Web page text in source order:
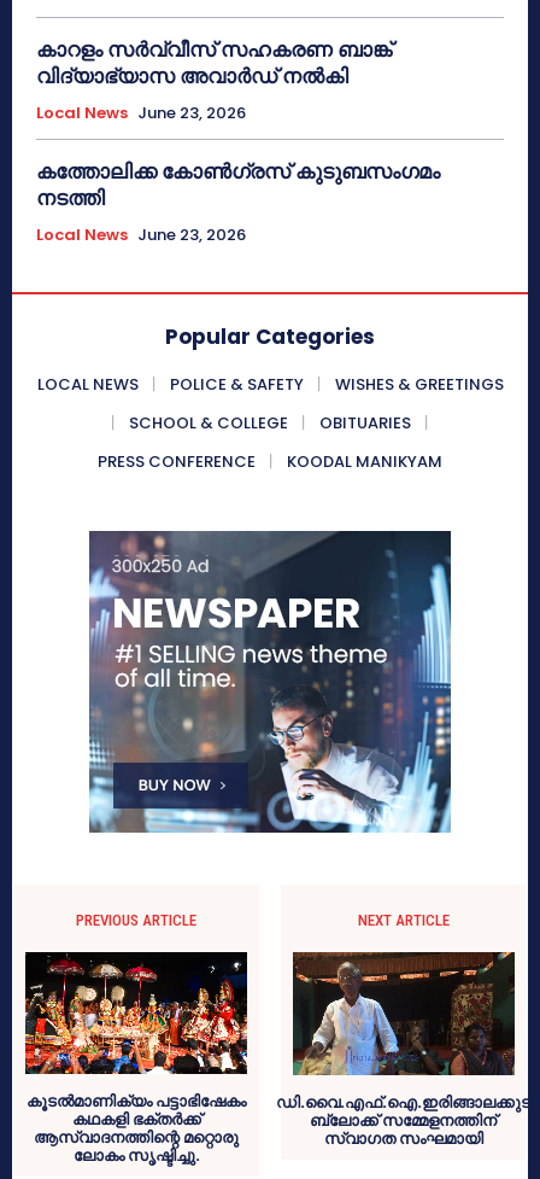
കാറളം സർവ്വീസ് സഹകരണ ബാങ്ക്
വിദ്യാഭ്യാസ അവാർഡ് നൽകി
Local News June 23, 2026
കത്തോലിക്ക കോൺഗ്രസ് കുടുബസംഗമം
നടത്തി
Local News June 23, 2026
Popular Categories
LOCAL NEWS POLICE & SAFETY
WISHES & GREETINGS
SCHOOL & COLLEGE
OBITUARIES
PRESS CONFERENCE
KOODAL MANIKYAM
PREVIOUS ARTICLE
കൂടല്‍മാണിക്യം പട്ടാഭിഷേകം
കഥകളി ഭക്തര്‍ക്ക്
ആസ്വാദനത്തിന്റെ മറ്റൊരു
ലോകം സൃഷ്ടിച്ചു.
NEXT ARTICLE
ഡി.വൈ.എഫ്.ഐ.ഇരിങ്ങാലക്കുട
ബ്ലോക്ക് സമ്മേളനത്തിന്
സ്വാഗത സംഘമായി